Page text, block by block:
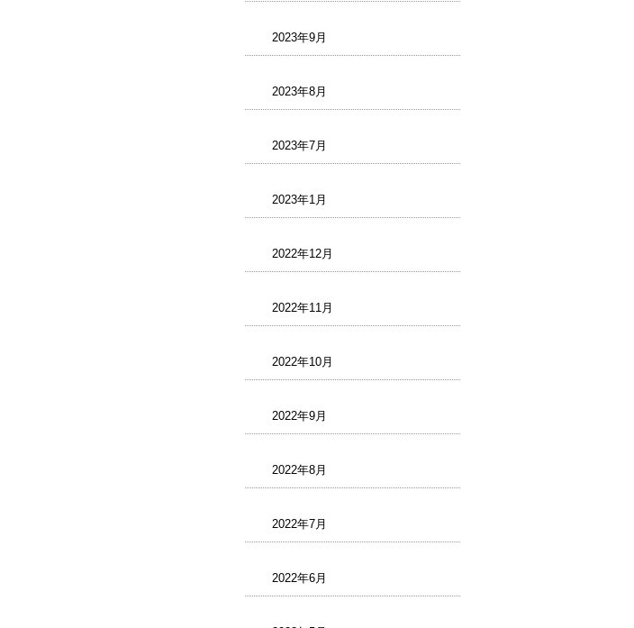
2023年9月
2023年8月
2023年7月
2023年1月
2022年12月
2022年11月
2022年10月
2022年9月
2022年8月
2022年7月
2022年6月